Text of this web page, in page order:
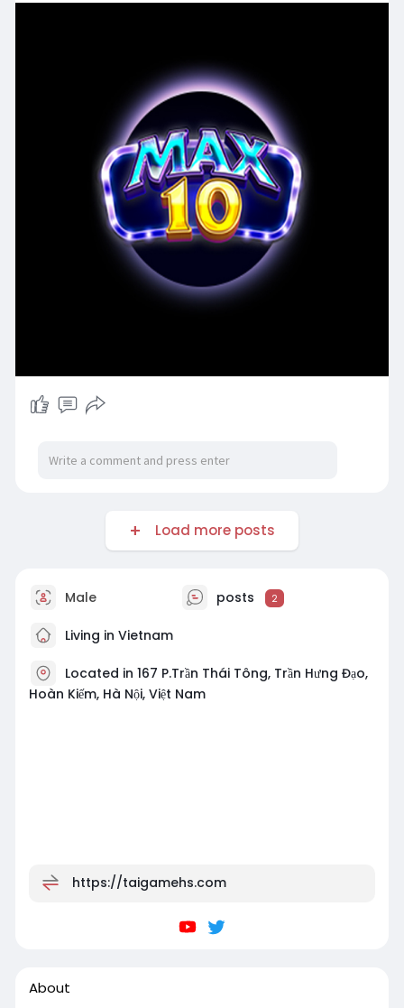
Load more posts
Male posts 2
Living in Vietnam
Located in 167 P.Trần Thái Tông, Trần Hưng Đạo,
Hoàn Kiếm, Hà Nội, Việt Nam
https://taigamehs.com
About